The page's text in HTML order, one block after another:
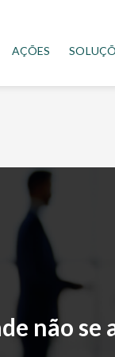
AÇÕES
não se